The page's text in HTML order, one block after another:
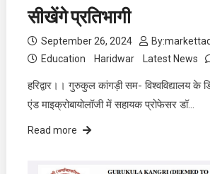
सीखेंगे प्रतिभागी
September 26, 2024 By:
Education
Haridwar Latest News
हरिद्वार।। गुरुकुल कांगड़ी सम- विश्वविद्यालय के
एंड माइक्रोबायोलॉजी में सहायक प्रोफेसर डॉ…
Read more